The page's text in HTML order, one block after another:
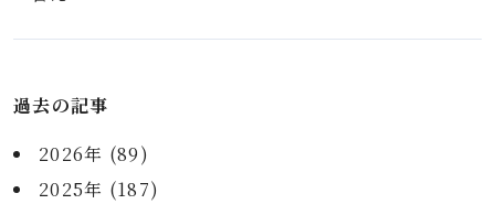
過去の記事
2026年 (89)
2025年 (187)